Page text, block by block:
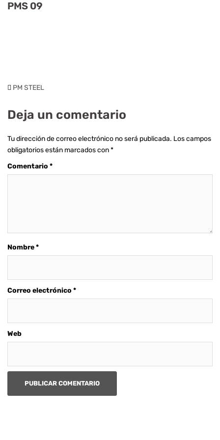
PMS 09
PM STEEL
Deja un comentario
Tu dirección de correo electrónico no será publicada. Los campos
obligatorios están marcados con*
Comentario *
Nombre*
Correo electrónico *
Web